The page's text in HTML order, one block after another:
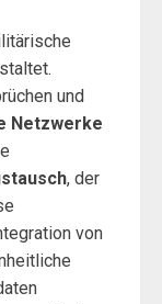
und
Netzwerke
, der
von